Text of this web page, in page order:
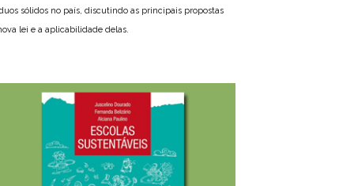
sólidos no país, discutindo as principais propostas
lei e a aplicabilidade delas.